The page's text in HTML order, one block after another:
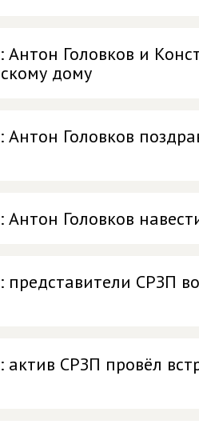
Антон Головков и
дому
Антон Головков
Антон Головков
представители СРЗП
СРЗП провёл